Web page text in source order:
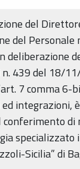
del
del Personale
deliberazione
439 del 18/
7 comma 6-
integrazioni,
di
Sicilia” di